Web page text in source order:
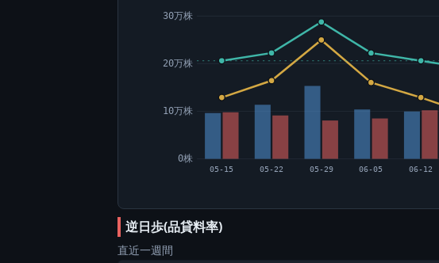
0株
10万株
20万株
30万株
05-15 05-22 05-29 06-05 06-12
逆日歩(品貸料率)
直近一週間